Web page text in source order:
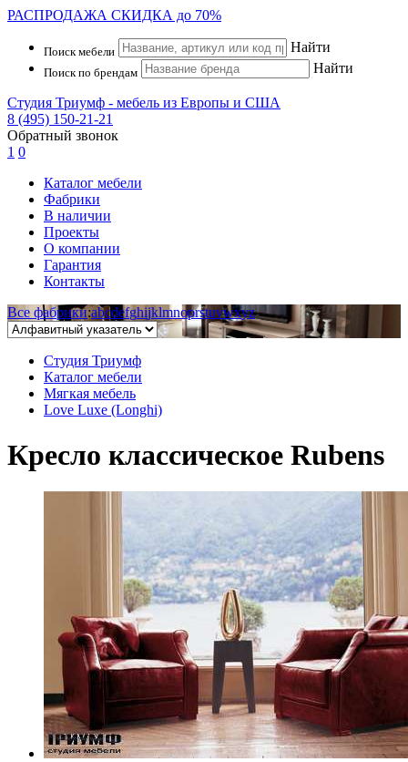
РАСПРОДАЖА СКИДКА до 70%
Поиск мебели Найти
Поиск по брендам Найти
Студия Триумф - мебель из Европы и США
8 (495) 150-21-21
Обратный звонок
1 0
Каталог мебели
Фабрики
В наличии
Проекты
О компании
Гарантия
Контакты
Все фабрики:abcdefghijklmnoprstuvwxyz
Студия Триумф
Каталог мебели
Мягкая мебель
Love Luxe (Longhi)
Кресло классическое Rubens